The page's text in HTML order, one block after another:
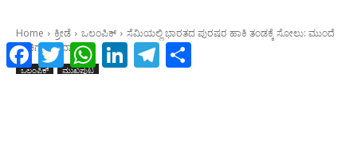
Facebook
Twitter WhatsAppLinkedInTelegram